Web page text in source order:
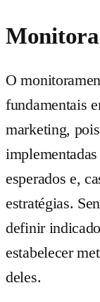
O
fundamentais
marketing,
esperados e,
estratégias.
definir
estabelecer
deles.